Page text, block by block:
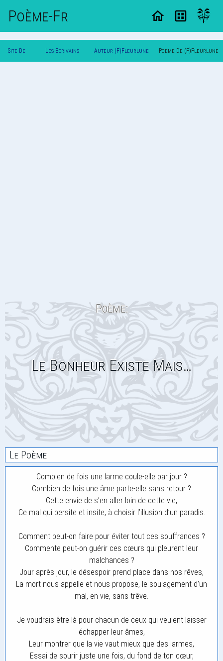
Poème-Fr
Site De Les Ecrivains Auteur (F)Fleurlune Poeme De (F)Fleurlune
Poème:
Le Bonheur Existe Mais…
Le Poème
Combien de fois une larme coule-elle par jour ?
Combien de fois une âme parte-elle sans retour ?
Cette envie de s’en aller loin de cette vie,
Ce mal qui persite et insite, à choisir l’illusion d’un paradis.
Comment peut-on faire pour éviter tout ces souffrances ?
Commente peut-on guérir ces cœurs qui pleurent leur
malchances ?
Jour après jour, le désespoir prend place dans nos rêves,
La mort nous appelle et nous propose, le soulagement d’un
mal, en vie, sans trêve.
Je voudrais être là pour chacun de ceux qui veulent laisser
échapper leur âmes,
Leur montrer que la vie vaut mieux que des larmes,
Essai de sourir juste une fois, du fond de ton cœur,